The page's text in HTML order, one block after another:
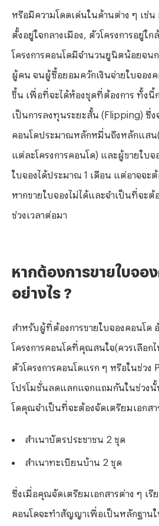
หรือมีความโดดเด่นในด้านต่าง ๆ เช่
ตั้งอยู่ใจกลางเมือง, ตัวโครงการอยู่ใ
โครงการคอนโดมีจำนวนยูนิตน้อยจน
ผู้คน จนผู้ซื้อยอมควักเงินจ่ายใบจอง
ขึ้น เพื่อที่จะได้ห้องชุดที่ต้องการ ทั้งนี้
เป็นการลงทุนระยะสั้น (Flipping) ซึ่ง
คอนโดประมาณหลักหมื่นถึงหลักแสน(
แต่ละโครงการคอนโด) และผู้ขายใบจอ
ใบจองได้ประมาณ 1 เดือน แต่อาจจะต้
หากขายใบจองไม่ได้และจำเป็นที่จะต้
ช่วงเวลาต่อมา
หากต้องการขายใบจอ
อย่างไร ?
สำหรับผู้ที่ต้องการขายใบจองคอนโด
โครงการคอนโดที่คุณสนใจ(ควรเลือก
ตัวโครงการคอนโดแรก ๆ หรือในช่วง
โปรโมชั่นลดแลกแจกแถมกันในช่วงนั้
โดคุณจำเป็นที่จะต้องจัดเตรียมเอกส
สำเนาบัตรประชาชน 2 ชุด
สำเนาทะเบียนบ้าน 2 ชุด
ซึ่งเมื่อคุณจัดเตรียมเอกสารต่าง ๆ เรี
คอนโดจะทำสัญญาเพื่อเป็นหลักฐาน